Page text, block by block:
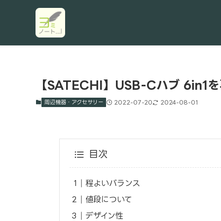
【SATECHI】USB-Cハブ 6in1を
周辺機器・アクセサリー 2022-07-20 2024-08-01
目次
程よいバランス
値段について
デザイン性